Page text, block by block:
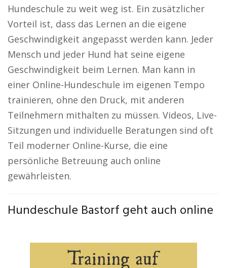
Hundeschule zu weit weg ist. Ein zusätzlicher
Vorteil ist, dass das Lernen an die eigene
Geschwindigkeit angepasst werden kann. Jeder
Mensch und jeder Hund hat seine eigene
Geschwindigkeit beim Lernen. Man kann in
einer Online-Hundeschule im eigenen Tempo
trainieren, ohne den Druck, mit anderen
Teilnehmern mithalten zu müssen. Videos, Live-
Sitzungen und individuelle Beratungen sind oft
Teil moderner Online-Kurse, die eine
persönliche Betreuung auch online
gewährleisten.
Hundeschule Bastorf geht auch online